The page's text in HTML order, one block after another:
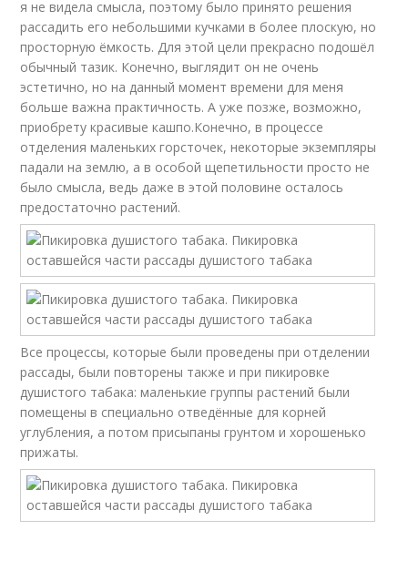
я не видела смысла, поэтому было принято решения
рассадить его небольшими кучками в более плоскую, но
просторную ёмкость. Для этой цели прекрасно подошёл
обычный тазик. Конечно, выглядит он не очень
эстетично, но на данный момент времени для меня
больше важна практичность. А уже позже, возможно,
приобрету красивые кашпо.Конечно, в процессе
отделения маленьких горсточек, некоторые экземпляры
падали на землю, а в особой щепетильности просто не
было смысла, ведь даже в этой половине осталось
предостаточно растений.
Все процессы, которые были проведены при отделении
рассады, были повторены также и при пикировке
душистого табака: маленькие группы растений были
помещены в специально отведённые для корней
углубления, а потом присыпаны грунтом и хорошенько
прижаты.